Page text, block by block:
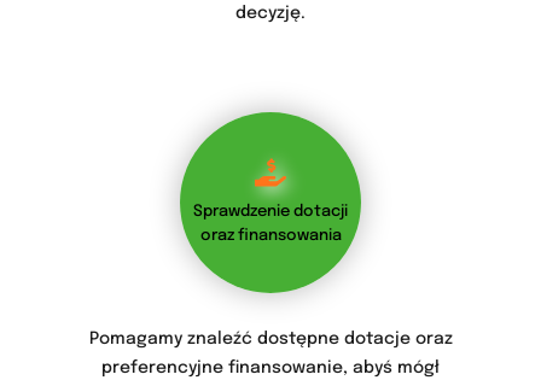
decyzję.
Sprawdzenie dotacji
oraz finansowania
Pomagamy znaleźć dostępne dotacje oraz
preferencyjne finansowanie, abyś mógł